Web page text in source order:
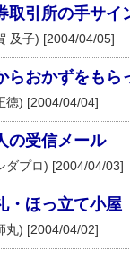
取引所の手サイ
及子) [2004/04/05]
らおかずをもら
徳) [2004/04/04]
の受信メール
ダプロ) [2004/04/03]
・ほっ立て小屋
丸) [2004/04/02]